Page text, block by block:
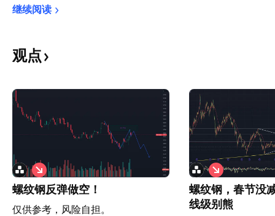
继续阅读
观点
螺纹钢反弹做空！
仅供参考，风险自担。
做
空
螺纹钢，春节没
线级别熊
做
空